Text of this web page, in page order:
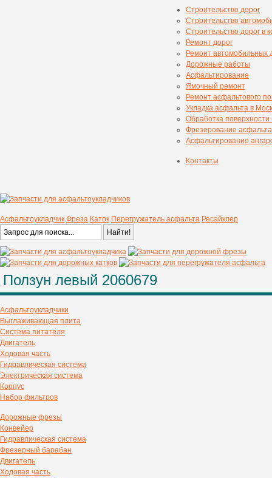
Строительство дорог
Строительство
Строительство дорог в
Ремонт дорог
Ремонт автомобильных
Дорожные работы
Асфальтирование
Ямочный ремонт
Ремонт асфальтового
Укладка асфальта в
Обработка
Фрезерование асфальта
Асфальтирование
Контакты
Асфальтоукладчик Фреза Каток Перегружатель асфальта Ресайклер
Ползун левый 2060679
Асфальтоукладчики
Выглаживающая плита
Система питателя
Двигатель
Ходовая часть
Гидравлическая система
Электрическая система
Корпус
Набор фильтров
Дорожные фрезы
Конвейер
Гидравлическая система
Фрезерный барабан
Двигатель
Ходовая часть